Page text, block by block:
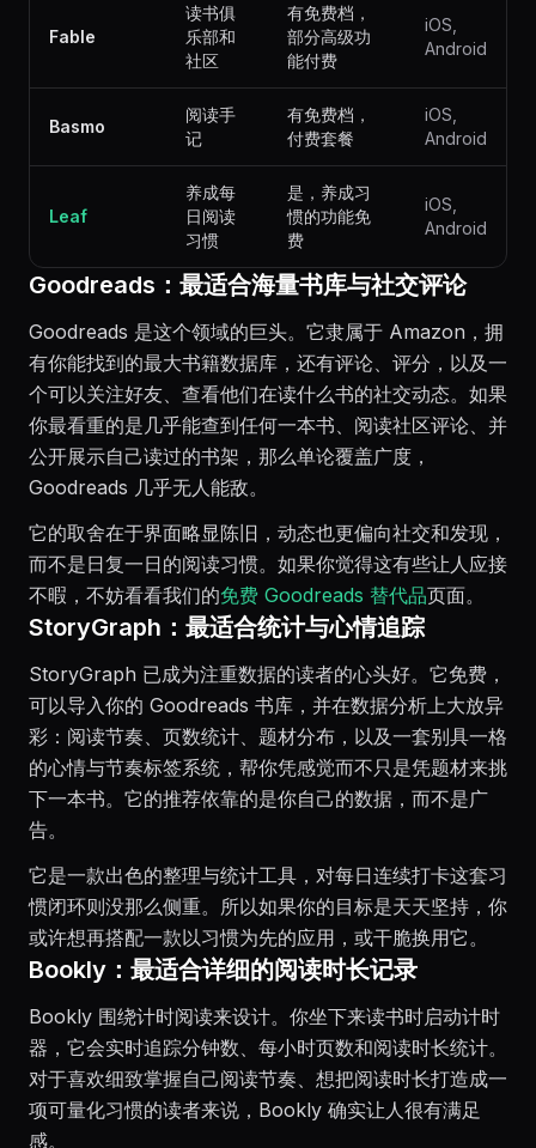
Fable
读书俱
乐部和
社区
有免费档，
部分高级功
能付费
iOS,
Android
Basmo
阅读手
记
有免费档，
付费套餐
iOS,
Android
Leaf
养成每
日阅读
习惯
是，养成习
惯的功能免
费
iOS,
Android
Goodreads：最适合海量书库与社交评论
Goodreads 是这个领域的巨头。它隶属于 Amazon，拥
有你能找到的最大书籍数据库，还有评论、评分，以及一
个可以关注好友、查看他们在读什么书的社交动态。如果
你最看重的是几乎能查到任何一本书、阅读社区评论、并
公开展示自己读过的书架，那么单论覆盖广度，
Goodreads 几乎无人能敌。
它的取舍在于界面略显陈旧，动态也更偏向社交和发现，
而不是日复一日的阅读习惯。如果你觉得这有些让人应接
不暇，不妨看看我们的免费 Goodreads 替代品页面。
StoryGraph：最适合统计与心情追踪
StoryGraph 已成为注重数据的读者的心头好。它免费，
可以导入你的 Goodreads 书库，并在数据分析上大放异
彩：阅读节奏、页数统计、题材分布，以及一套别具一格
的心情与节奏标签系统，帮你凭感觉而不只是凭题材来挑
下一本书。它的推荐依靠的是你自己的数据，而不是广
告。
它是一款出色的整理与统计工具，对每日连续打卡这套习
惯闭环则没那么侧重。所以如果你的目标是天天坚持，你
或许想再搭配一款以习惯为先的应用，或干脆换用它。
Bookly：最适合详细的阅读时长记录
Bookly 围绕计时阅读来设计。你坐下来读书时启动计时
器，它会实时追踪分钟数、每小时页数和阅读时长统计。
对于喜欢细致掌握自己阅读节奏、想把阅读时长打造成一
项可量化习惯的读者来说，Bookly 确实让人很有满足
感。